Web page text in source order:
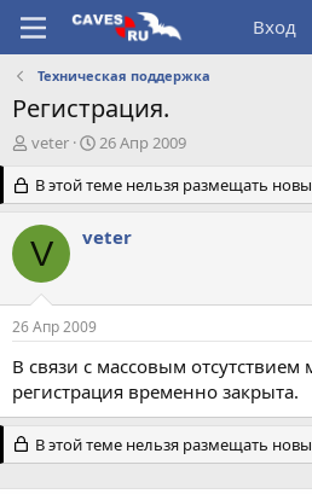
Вход
Техническая поддержка
Регистрация.
А
т
о
р
т
м
veter
Д
т
а
н
а
а
26 Апр 2009
В этой теме нельзя размещать
V veter
26 Апр 2009
В связи с массовым отсутствием
регистрация временно закрыта.
В этой теме нельзя размещать